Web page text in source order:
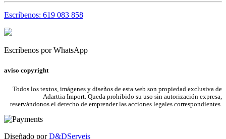
Escríbenos: 619 083 858
Escríbenos por WhatsApp
aviso copyright
Todos los textos, imágenes y diseños de esta web son propiedad exclusiva de
Adarttia Import. Queda prohibido su uso sin autorización expresa,
reservándonos el derecho de emprender las acciones legales correspondientes.
Diseñado porD&DServeis